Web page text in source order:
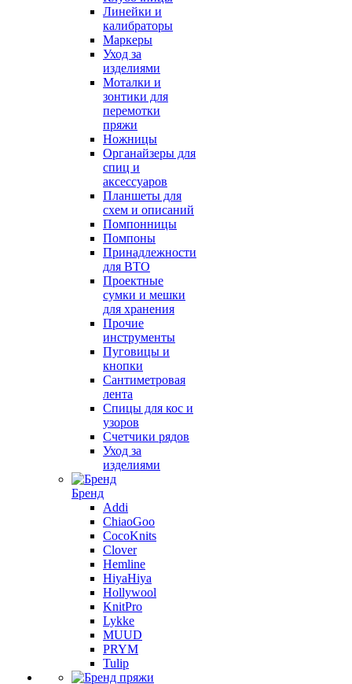
Линейки и
калибраторы
Маркеры
Уход за
изделиями
Моталки и
зонтики для
перемотки
пряжи
Ножницы
Органайзеры для
спиц и
аксессуаров
Планшеты для
схем и описаний
Помпонницы
Помпоны
Принадлежности
для ВТО
Проектные
сумки и мешки
для хранения
Прочие
инструменты
Пуговицы и
кнопки
Сантиметровая
лента
Спицы для кос и
узоров
Счетчики рядов
Уход за
изделиями
Бренд
Addi
ChiaoGoo
CocoKnits
Clover
Hemline
HiyaHiya
Hollywool
KnitPro
Lykke
MUUD
PRYM
Tulip